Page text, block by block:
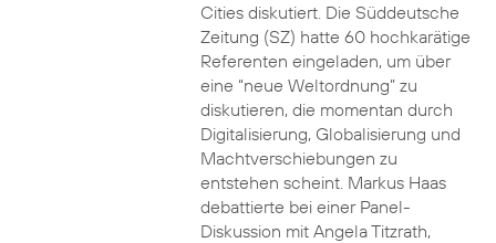
Cities diskutiert. Die Süddeutsche
Zeitung (SZ) hatte 60 hochkarätige
Referenten eingeladen, um über
eine “neue Weltordnung” zu
diskutieren, die momentan durch
Digitalisierung, Globalisierung und
Machtverschiebungen zu
entstehen scheint. Markus Haas
debattierte bei einer Panel-
Diskussion mit Angela Titzrath,